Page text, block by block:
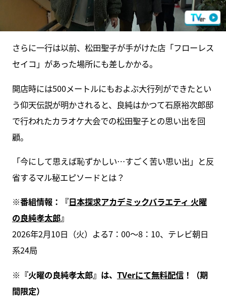
さらに一行は以前、松田聖子が手がけた店「フローレス
セイコ」があった場所にも差しかかる。
開店時には500メートルにもおよぶ大行列ができたとい
う仰天伝説が明かされると、良純はかつて石原裕次郎邸
で行われたカラオケ大会での松田聖子との思い出を回
顧。
「今にして思えば恥ずかしい…すごく苦い思い出」と反
省するマル秘エピソードとは？
※番組情報：『日本探求アカデミックバラエティ 火曜
の良純孝太郎』
2026年2月10日（火）よる7：00～8：10、テレビ朝日
系24局
※『火曜の良純孝太郎』は、 TVerにて無料配信！（期
間限定）